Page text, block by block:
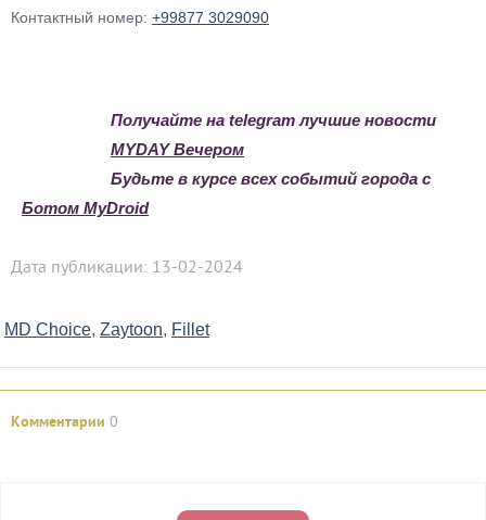
Контактный номер: +99877 3029090
Получайте на telegram лучшие новости
MYDAY Вечером
Будьте в курсе всех событий города с
Ботом MyDroid
Дата публикации: 13-02-2024
MD Choice, Zaytoon, Fillet
Комментарии 0